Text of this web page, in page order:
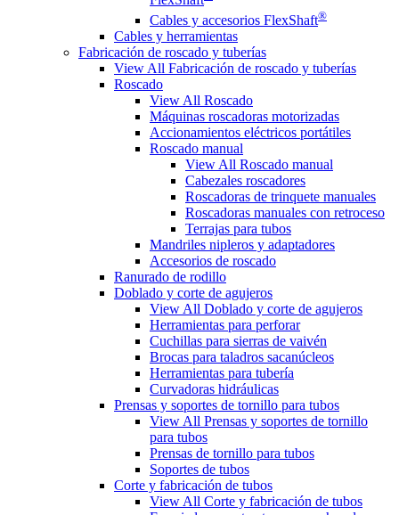
Cables y accesorios FlexShaft®
Cables y herramientas
Fabricación de roscado y tuberías
View All Fabricación de roscado y tuberías
Roscado
View All Roscado
Máquinas roscadoras motorizadas
Accionamientos eléctricos portátiles
Roscado manual
View All Roscado manual
Cabezales roscadores
Roscadoras de trinquete manuales
Roscadoras manuales con retroceso
Terrajas para tubos
Mandriles nipleros y adaptadores
Accesorios de roscado
Ranurado de rodillo
Doblado y corte de agujeros
View All Doblado y corte de agujeros
Herramientas para perforar
Cuchillas para sierras de vaivén
Brocas para taladros sacanúcleos
Herramientas para tubería
Curvadoras hidráulicas
Prensas y soportes de tornillo para tubos
View All Prensas y soportes de tornillo
para tubos
Prensas de tornillo para tubos
Soportes de tubos
Corte y fabricación de tubos
View All Corte y fabricación de tubos